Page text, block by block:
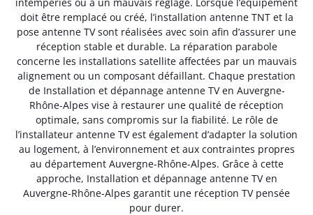
doit être remplacé ou créé, l’installation antenne TNT et la
pose antenne TV sont réalisées avec soin afin d’assurer une
réception stable et durable. La réparation parabole
concerne les installations satellite affectées par un mauvais
alignement ou un composant défaillant. Chaque prestation
de Installation et dépannage antenne TV en Auvergne-
Rhône-Alpes vise à restaurer une qualité de réception
optimale, sans compromis sur la fiabilité. Le rôle de
l’installateur antenne TV est également d’adapter la solution
au logement, à l’environnement et aux contraintes propres
au département Auvergne-Rhône-Alpes. Grâce à cette
approche, Installation et dépannage antenne TV en
Auvergne-Rhône-Alpes garantit une réception TV pensée
pour durer.